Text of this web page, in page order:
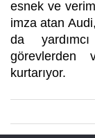
esnek ve
imza atan
da
görevlerden
kurtarıyor.